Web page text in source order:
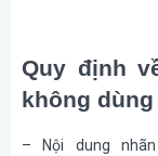
Quy định
không
– Nội dung